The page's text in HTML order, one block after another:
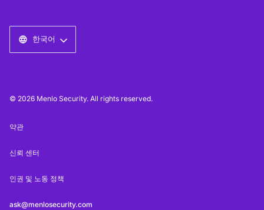
한국어
© 2026 Menlo Security. All rights reserved.
약관
신뢰 센터
인권 및 노동 정책
ask@menlosecurity.com